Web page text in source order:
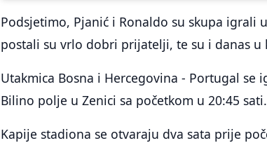
Podsjetimo, Pjanić i Ronaldo su skupa igrali
postali su vrlo dobri prijatelji, te su i danas u
Utakmica Bosna i Hercegovina - Portugal se
Bilino polje u Zenici sa početkom u 20:45 sati.
Kapije stadiona se otvaraju dva sata prije